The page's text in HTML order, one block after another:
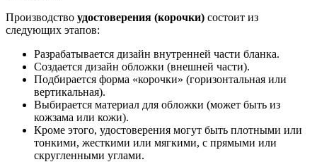
Производство удостоверения (корочки) состоит из
следующих этапов:
Разрабатывается дизайн внутренней части бланка.
Создается дизайн обложки (внешней части).
Подбирается форма «корочки» (горизонтальная или
вертикальная).
Выбирается материал для обложки (может быть из
кожзама или кожи).
Кроме этого, удостоверения могут быть плотными или
тонкими, жесткими или мягкими, с прямыми или
скругленными углами.